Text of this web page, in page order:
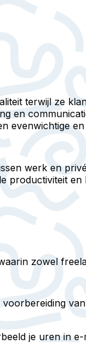
terwijl ze
en
evenwichtige
werk en
zowel
je uren in